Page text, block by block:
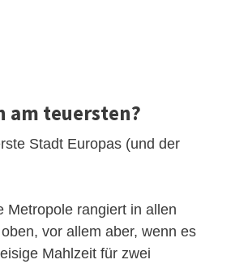
am teuersten?
Stadt Europas (und der
Metropole rangiert in allen
vor allem aber, wenn es
Mahlzeit für zwei